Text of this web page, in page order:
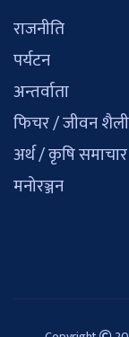
राजनीति
पर्यटन
अन्तर्वाता
फिचर / जीवन शैली
अर्थ / कृषि समाचार
मनोरञ्जन